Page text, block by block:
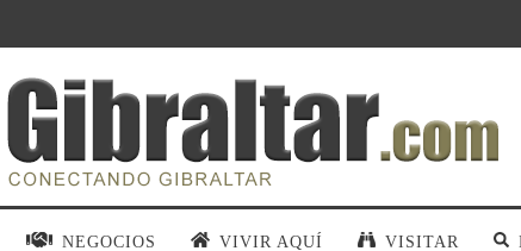
NEGOCIOS VIVIR AQUÍ VISITAR